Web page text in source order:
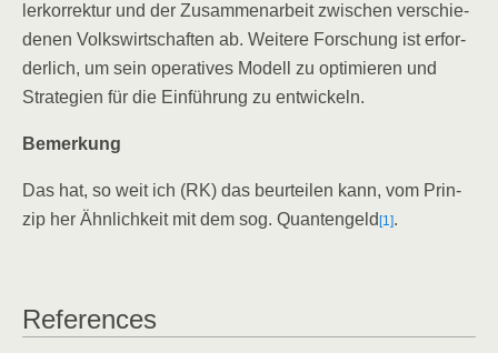
ler­kor­rek­tur und der Zusam­men­ar­beit zwi­schen ver­schie­
de­nen Volks­wirt­schaf­ten ab. Wei­te­re For­schung ist erfor­
der­lich, um sein ope­ra­ti­ves Modell zu opti­mie­ren und
Stra­te­gien für die Ein­füh­rung zu entwickeln.
Bemer­kung
Das hat, so weit ich (RK) das beur­tei­len kann, vom Prin­
zip her Ähn­lich­keit mit dem sog. Quan­ten­geld [1].
Refe­ren­ces